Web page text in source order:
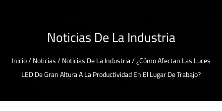
Noticias De La Industria
Inicio/Noticias/Noticias De La Industria/¿Cómo Afectan Las Luces
LED De Gran Altura A La Productividad En El Lugar De Trabajo?